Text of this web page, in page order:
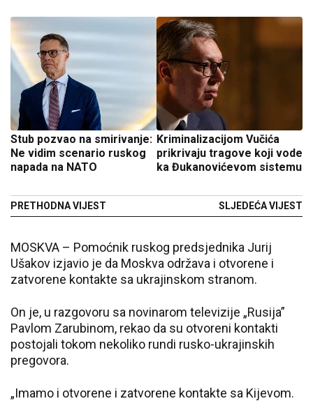
Stub pozvao na smirivanje:
Ne vidim scenario ruskog
napada na NATO
PRETHODNA VIJEST
Kriminalizacijom Vučića
prikrivaju tragove koji vode
ka Đukanovićevom sistemu
SLJEDEĆA VIJEST
MOSKVA – Pomoćnik ruskog predsjednika Jurij
Ušakov izjavio je da Moskva održava i otvorene i
zatvorene kontakte sa ukrajinskom stranom.
On je, u razgovoru sa novinarom televizije „Rusija”
Pavlom Zarubinom, rekao da su otvoreni kontakti
postojali tokom nekoliko rundi rusko-ukrajinskih
pregovora.
„Imamo i otvorene i zatvorene kontakte sa Kijevom.